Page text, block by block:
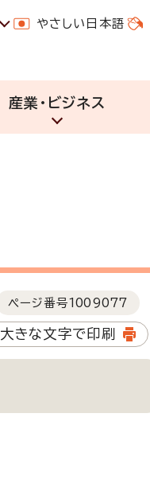
やさしい日本語
産業・ビジネス
ページ番号1009077
大きな文字で印刷